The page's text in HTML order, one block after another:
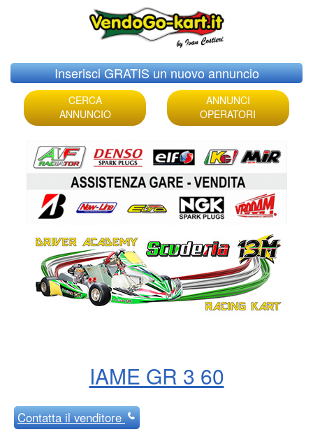
Skip
to
content
Inserisci GRATIS un nuovo annuncio
CERCA
ANNUNCIO
ANNUNCI
OPERATORI
IAME GR 3 60
Contattail venditore